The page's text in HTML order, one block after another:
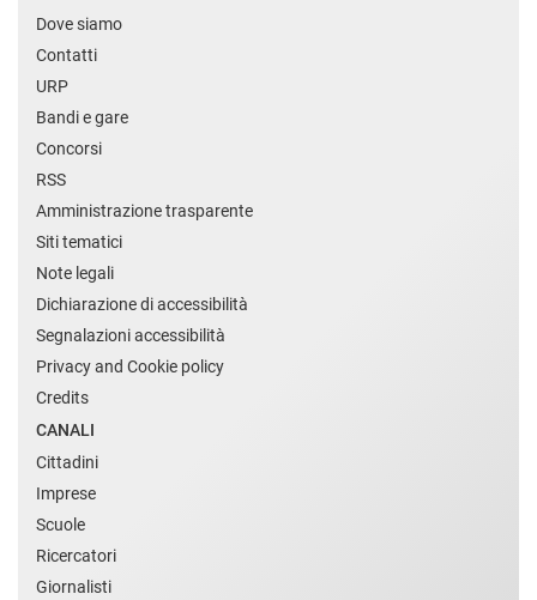
Dove siamo
Contatti
URP
Bandi e gare
Concorsi
RSS
Amministrazione trasparente
Siti tematici
Note legali
Dichiarazione di accessibilità
Segnalazioni accessibilità
Privacy and Cookie policy
Credits
CANALI
Cittadini
Imprese
Scuole
Ricercatori
Giornalisti